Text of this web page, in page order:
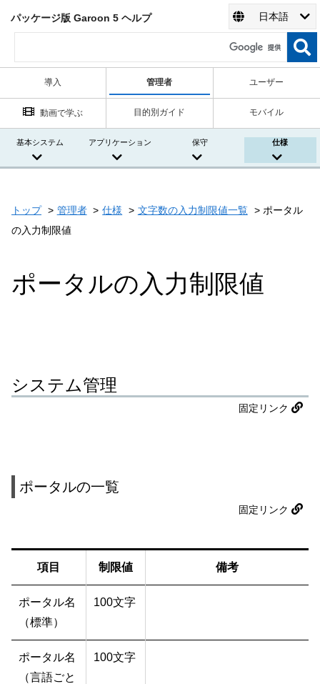
パッケージ版 Garoon 5 ヘルプ 日本語
導入 管理者 ユーザー
動画で学ぶ 目的別ガイド モバイル
基本システム アプリケーション 保守 仕様
トップ 管理者 仕様 文字数の入力制限値一覧
ポータル
の入力制限値
ポータルの入力制限値
システム管理
固定リンク
ポータルの一覧
固定リンク
項目 制限値 備考
ポータル名
（標準）
100文字
ポータル名
（言語ごと
100文字